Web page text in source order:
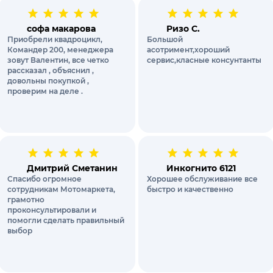
софа макарова
Приобрели квадроцикл,
Командер 200, менеджера
зовут Валентин, все четко
рассказал , объяснил ,
довольны покупкой ,
проверим на деле .
Ризо С.
Большой
асотримент,хороший
сервис,класные консунтанты
Дмитрий Сметанин
Спасибо огромное
сотрудникам Мотомаркета,
грамотно
проконсультировали и
помогли сделать правильный
выбор
Инкогнито 6121
Хорошее обслуживание все
быстро и качественно